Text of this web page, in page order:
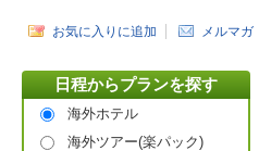
お気に入りに追加 メルマガ
日程からプランを探す
海外ホテル
海外ツアー(楽パック)